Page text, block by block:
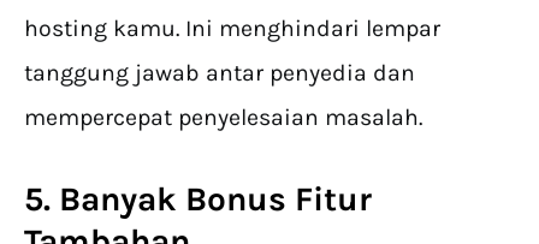
hosting kamu. Ini menghindari lempar
tanggung jawab antar penyedia dan
mempercepat penyelesaian masalah.
5. Banyak Bonus Fitur